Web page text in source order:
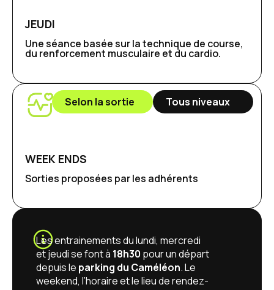
JEUDI
Une séance basée sur la technique de course,
du renforcement musculaire et du cardio.
Selon la sortie Tous niveaux
WEEK ENDS
Sorties proposées par les adhérents
Les entrainements du lundi, mercredi
et jeudi se font à 18h30 pour un départ
depuis le parking du Caméléon. Le
weekend, l’horaire et le lieu de rendez-